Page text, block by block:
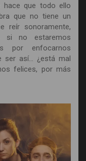
hace que todo ello
que no tiene un
reír sonoramente,
si no estaremos
por enfocarnos
ser así… ¿está mal
felices, por más